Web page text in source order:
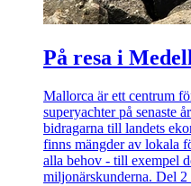
På resa i
Mallorca är ett centrum
superyachter på senaste
bidragarna till landets
finns mängder av lokala
alla behov - till exempel
miljonärskunderna. Del 2